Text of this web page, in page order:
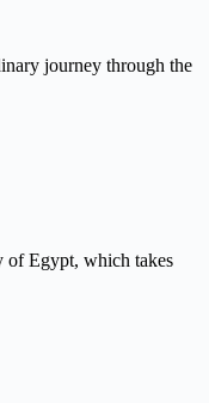
journey through the
of Egypt, which takes